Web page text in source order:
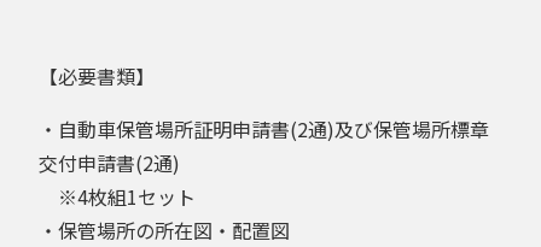
【必要書類】
・自動車保管場所証明申請書(2通)及び保管場所標章
交付申請書(2通)
※4枚組1セット
・保管場所の所在図・配置図